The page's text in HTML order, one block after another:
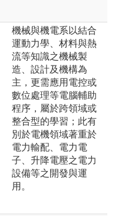
機械與機電系以結合
運動力學、材料與熱
流等知識之機械製
造、設計及機構為
主，更需應用電控或
數位處理等電腦輔助
程序，屬於跨領域或
整合型的學習；此有
別於電機領域著重於
電力輸配、電力電
子、升降電壓之電力
設備等之開發與運
用。